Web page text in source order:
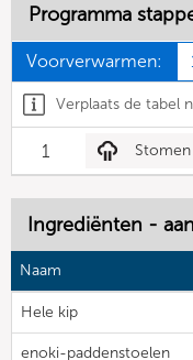
Programma
Voorverwarmen:
Verplaats de tabel
1 Stomen
Ingrediënten -
Naam
Hele kip
enoki-paddenstoelen